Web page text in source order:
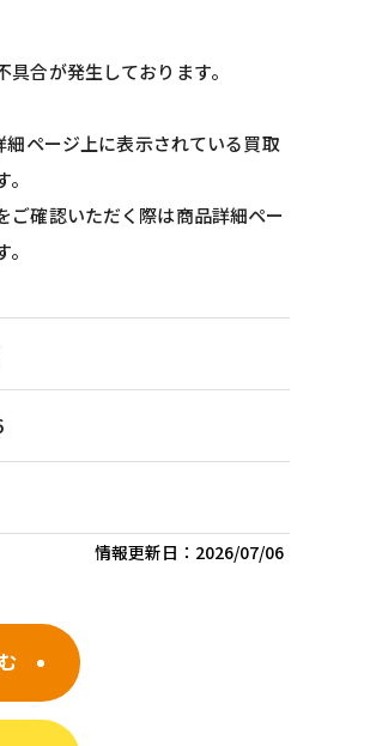
合が発生しております。
細ページ上に表示されている買取
ご確認いただく際は商品詳細ペー
情報更新日： 2026/07/06